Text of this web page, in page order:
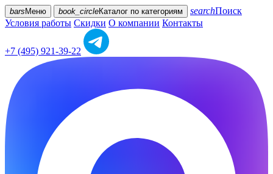
bars Меню book_circleКаталог по категориям searchПоиск
Условия работы Скидки О компании Контакты
+7 (495) 921-39-22